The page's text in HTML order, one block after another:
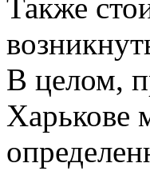
Также
В целом,
Харькове